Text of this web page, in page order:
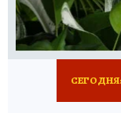
СЕГОДНЯ: